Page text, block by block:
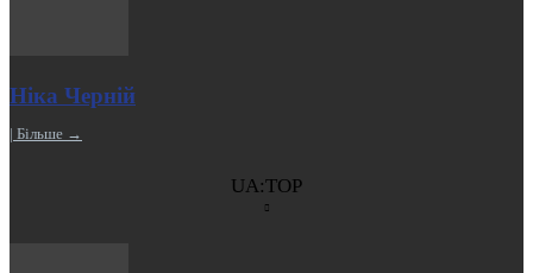
Ніка Черній
| Більше →
UA:TOP